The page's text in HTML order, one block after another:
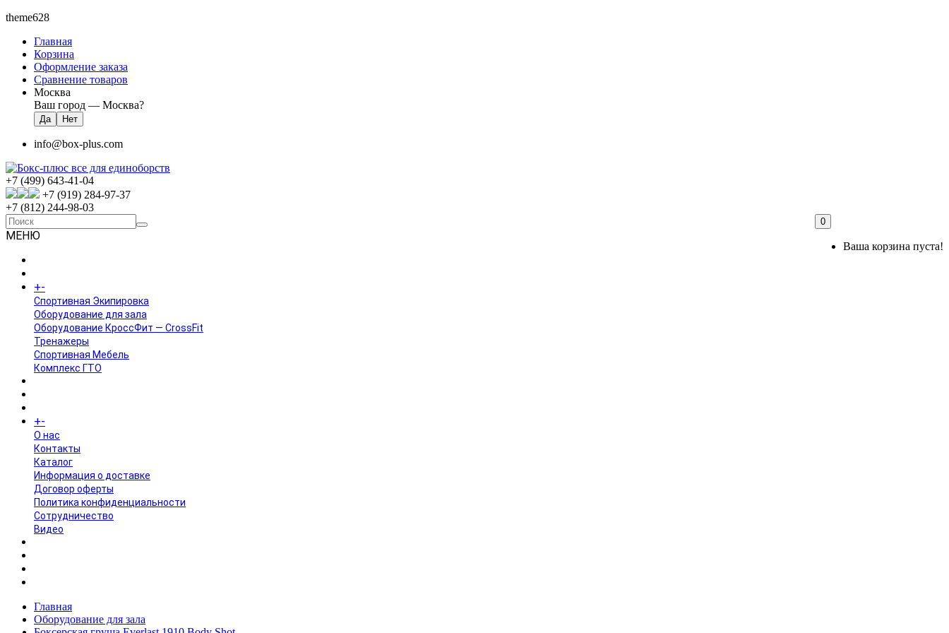
theme628
Главная
Корзина
Оформление заказа
Сравнение товаров
Москва
Ваш город — Москва?
info@box-plus.com
+7 (499) 643-41-04
+7 (919) 284-97-37
+7 (812) 244-98-03
0
Ваша корзина пуста!
МЕНЮ
+-
Спортивная Экипировка
Оборудование для зала
Оборудование КроссФит — CrossFit
Тренажеры
Спортивная Мебель
Комплекс ГТО
+-
O нас
Контакты
Каталог
Информация о доставке
Договор оферты
Политика конфиденциальности
Сотрудничество
Видео
Главная
Оборудование для зала